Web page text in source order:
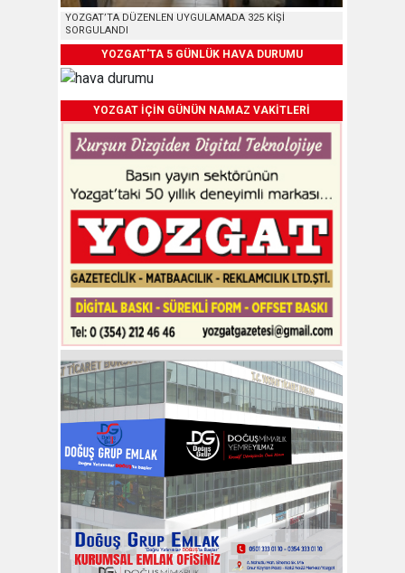
YOZGAT’TA DÜZENLEN UYGULAMADA 325 KİŞİ
SORGULANDI
YOZGAT'TA 5 GÜNLÜK HAVA DURUMU
YOZGAT İÇİN GÜNÜN NAMAZ VAKİTLERİ